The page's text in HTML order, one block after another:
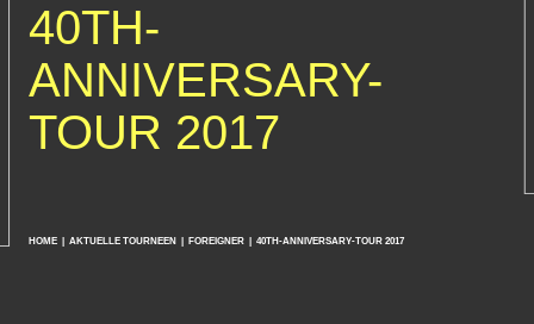
40TH-
ANNIVERSARY-
TOUR 2017
HOME AKTUELLE TOURNEEN FOREIGNER 40TH-ANNIVERSARY-TOUR 2017